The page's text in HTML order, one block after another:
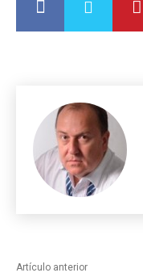
Artículo anterior